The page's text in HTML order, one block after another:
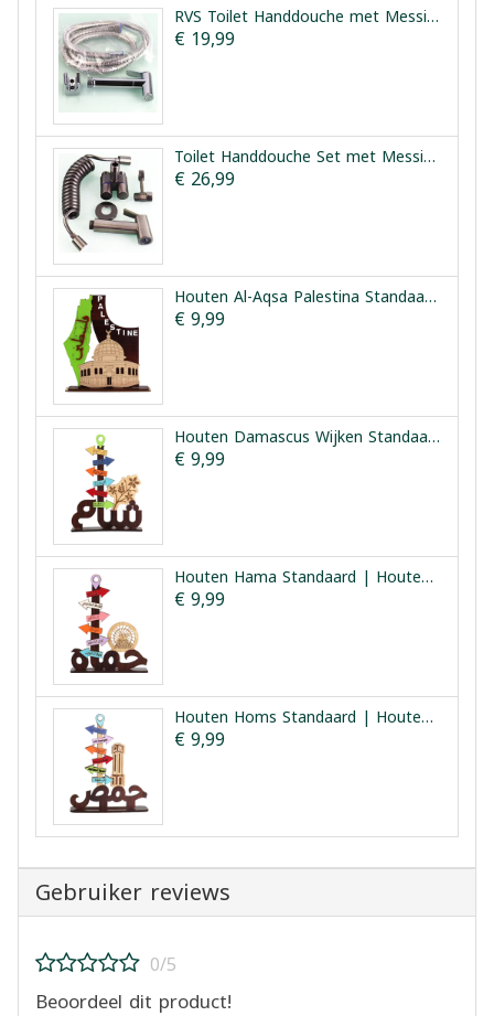
RVS Toilet Handdouche met Messing Kern Vesta
€ 19,99
Toilet Handdouche Set met Messing Kern en Dubbele Kraan Vesta
€ 26,99
Houten Al-Aqsa Palestina Standaard | Houten Aqsa Palestina
€ 9,99
Houten Damascus Wijken Standaard | Houten Harat Sham
€ 9,99
Houten Hama Standaard | Houten Hama Bezienswaardigheden
€ 9,99
Houten Homs Standaard | Houten Homs Bezienswaardigheden
€ 9,99
Gebruiker reviews
0/5
Beoordeel dit product!